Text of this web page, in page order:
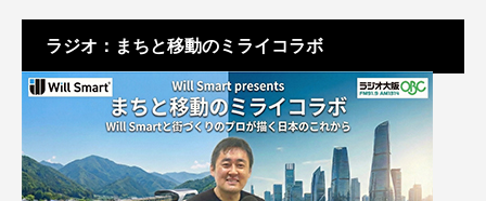
ラジオ：まちと移動のミライコラボ